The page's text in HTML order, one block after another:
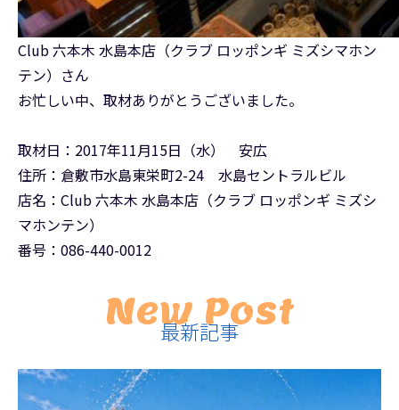
Club 六本木 水島本店（クラブ ロッポンギ ミズシマホン
テン）さん
お忙しい中、取材ありがとうございました。
取材日：2017年11月15日（水） 安広
住所：倉敷市水島東栄町2-24 水島セントラルビル
店名：Club 六本木 水島本店（クラブ ロッポンギ ミズシ
マホンテン）
番号：086-440-0012
New Post
最新記事